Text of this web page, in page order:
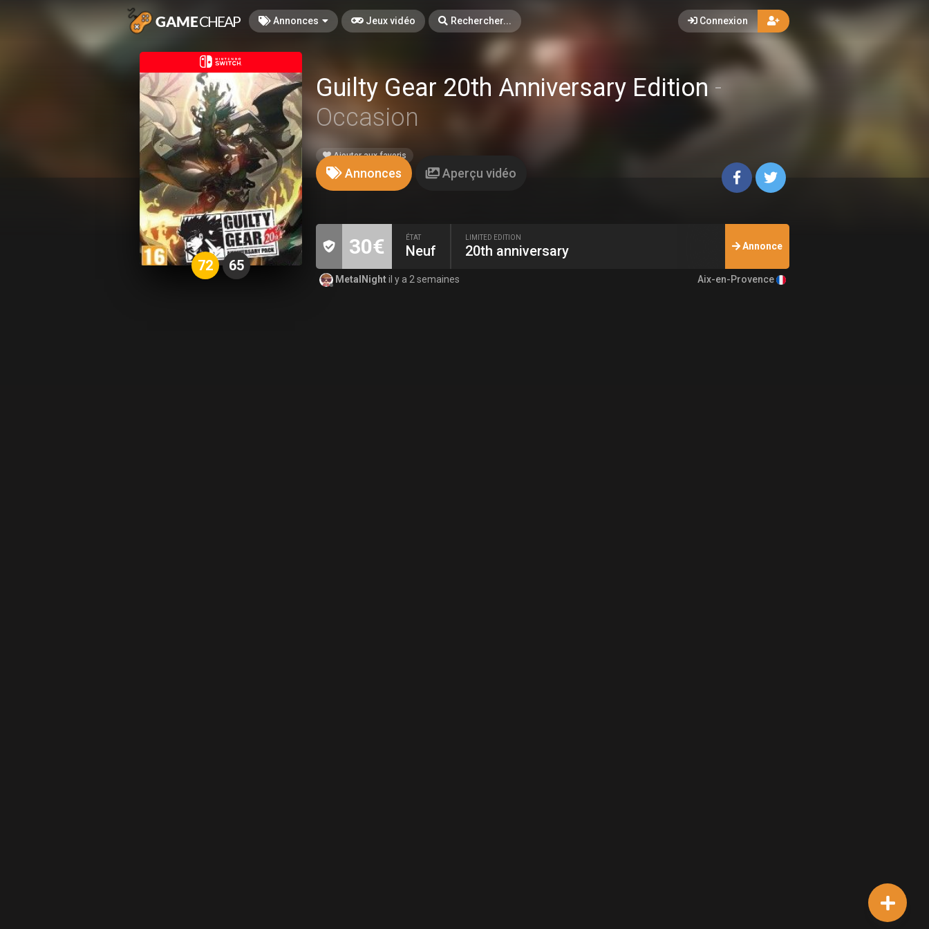
Annonces Jeux vidéo Rechercher... Connexion
72 65
Guilty Gear 20th Anniversary Edition -
Occasion
Ajouter aux favoris
Annonces Aperçu vidéo
30€ ÉTAT
Neuf
LIMITED EDITION
20th anniversary Annonce
MetalNightil y a 2 semaines Aix-en-Provence